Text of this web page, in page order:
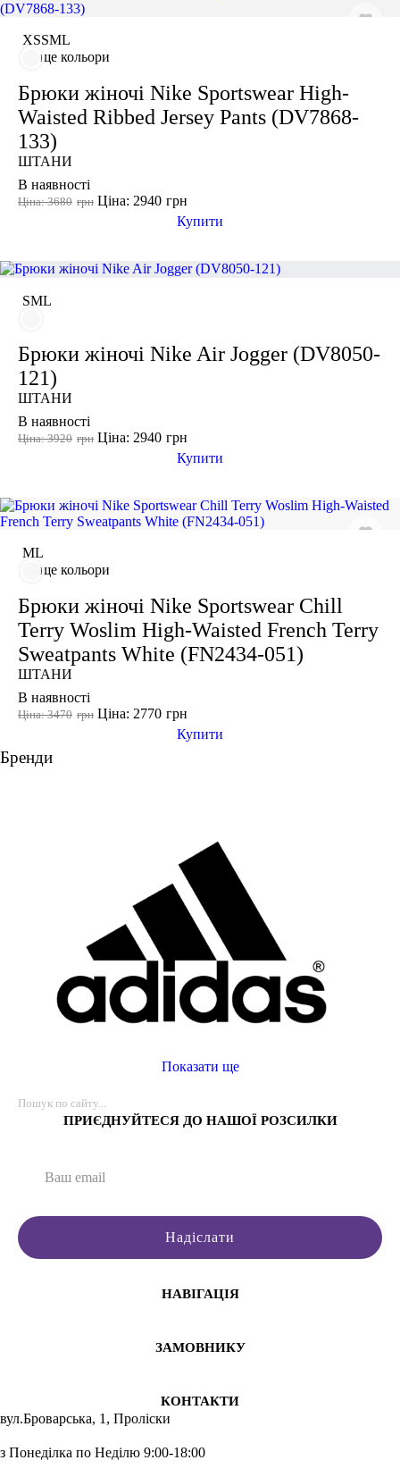
Розмір одягу
Колір
Розмір взуття
Виробник
Adidas
Puma
ФУТБОЛКИ
Взуття
АКСЕСУАРИ
XSSML
ще кольори
Брюки жіночі Nike Sportswear High-
Waisted Ribbed Jersey Pants (DV7868-
133)
ШТАНИ
В наявності
грн
Ціна: 3680 грн
Ціна: 2940
Купити
SML
Брюки жіночі Nike Air Jogger (DV8050-
121)
ШТАНИ
В наявності
грн
Ціна: 3920 грн
Ціна: 2940
Купити
ML
ще кольори
Брюки жіночі Nike Sportswear Chill
Terry Woslim High-Waisted French Terry
Sweatpants White (FN2434-051)
ШТАНИ
В наявності
грн
Ціна: 3470 грн
Ціна: 2770
Купити
Бренди
Показати ще
ПРИЄДНУЙТЕСЯ ДО НАШОЇ РОЗСИЛКИ
Надіслати
НАВІГАЦІЯ
ЗАМОВНИКУ
КОНТАКТИ
вул.Броварська, 1, Проліски
з Понеділка по Неділю 9:00-18:00